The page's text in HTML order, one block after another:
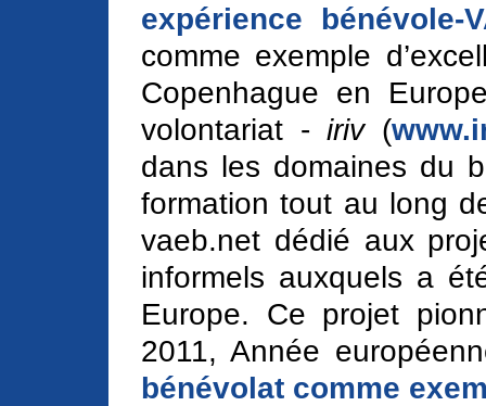
expérience bénévole-
comme exemple
Copenhague en
volontariat -iriv(
dans les domaines du
formation tout au long
vaeb.net dédié aux
informels auxquels a
Europe. Ce projet
2011, Année
bénévolat comme